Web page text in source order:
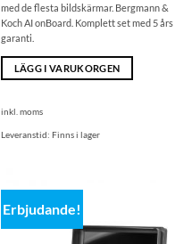
med de flesta bildskärmar. Bergmann &
Koch AI onBoard. Komplett set med 5 års
garanti.
LÄGG I VARUKORGEN
inkl. moms
Leveranstid: Finns i lager
Erbjudande!